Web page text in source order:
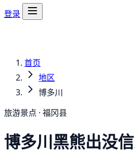
登录
首页
地区
博多川
旅游景点 · 福冈县
博多川黑熊出没